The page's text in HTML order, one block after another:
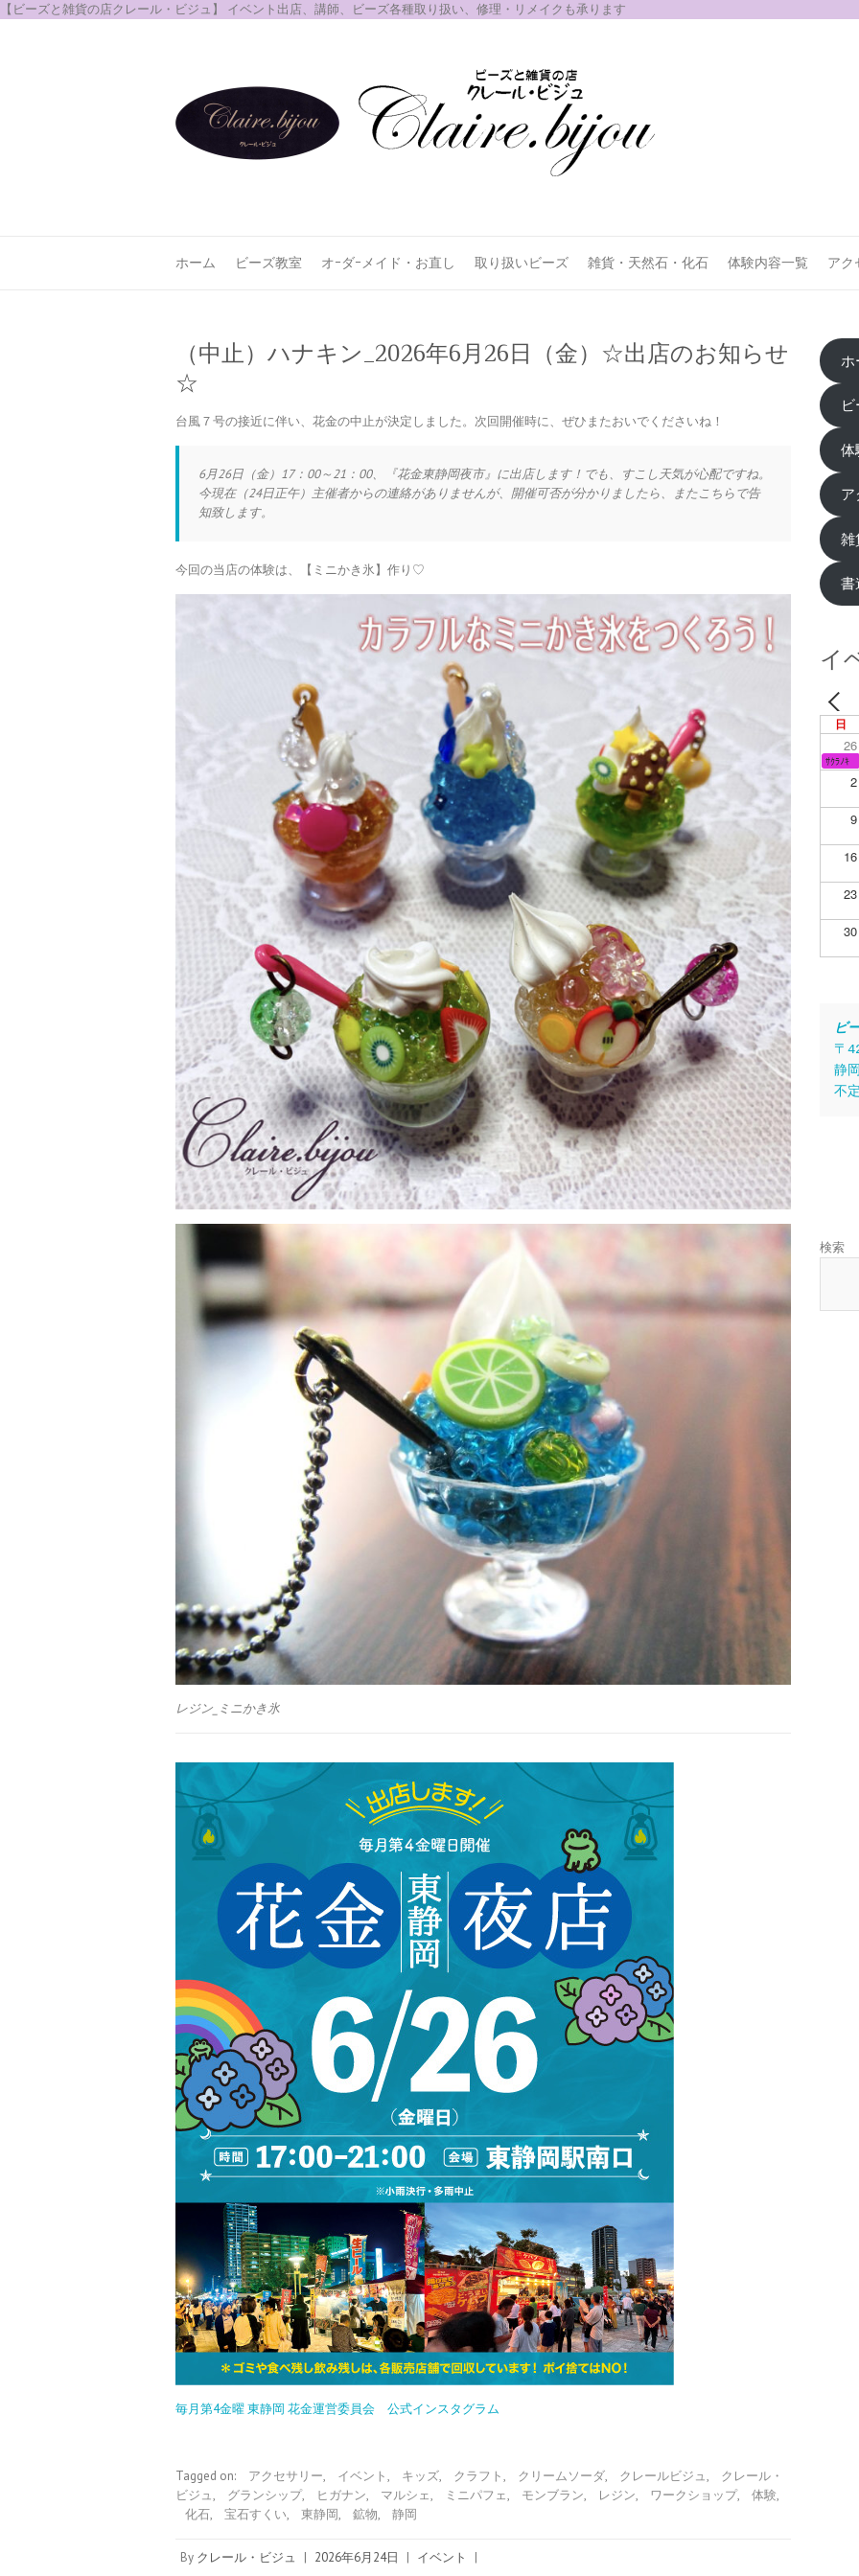
【ビーズと雑貨の店クレール・ビジュ】 イベント出店、講師、ビーズ各種取り扱い、修理・リメイクも承ります
ホーム ビーズ教室 オｰダｰメイド・お直し 取り扱いビーズ 雑貨・天然石・化石 体験内容一覧 アク
（中止）ハナキン_2026年6月26日（金）☆出店のお知らせ
☆
台風７号の接近に伴い、花金の中止が決定しました。次回開催時に、ぜひまたおいでくださいね！
6月26日（金）17：00～21：00、『花金東静岡夜市』に出店します！でも、すこし天気が心配ですね。
今現在（24日正午）主催者からの連絡がありませんが、開催可否が分かりましたら、またこちらで告
知致します。
今回の当店の体験は、【ミニかき氷】作り♡
レジン_ミニかき氷
毎月第4金曜 東静岡 花金運営委員会 公式インスタグラム
Tagged on: アクセサリー, イベント, キッズ, クラフト, クリームソーダ, クレールビジュ,
クレール・
ビジュ, グランシップ, ヒガナン, マルシェ, ミニパフェ, モンブラン, レジン, ワークショップ, 体験,
化石, 宝石すくい, 東静岡, 鉱物, 静岡
By クレール・ビジュ | 2026年6月24日 | イベント |
ホ
体
雑
書
イ
日
26
ｻｸﾗﾉｷ
2
9
16
23
30
ビ
〒
静
不
検索